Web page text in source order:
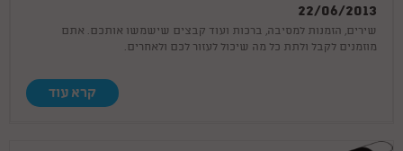
22/06/2013
שירים, הזמנות למסיבה, ברכות ועוד קבצים שישמשו אותכם. אתם
מוזמנים לקבל ולתת כל מה שיכול לעזור לכם ולאחרים.
קרא עוד